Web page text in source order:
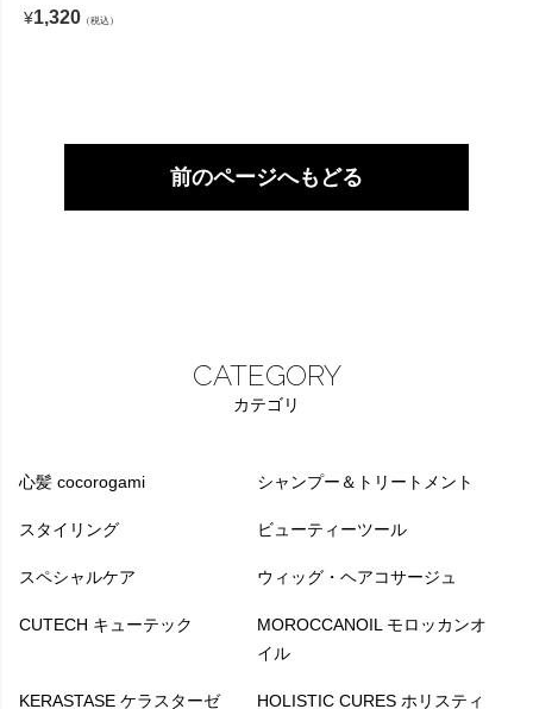
¥1,320 （税込）
前のページへもどる
CATEGORY
カテゴリ
心髪 cocorogami シャンプー＆トリートメント
スタイリング ビューティーツール
スペシャルケア ウィッグ・ヘアコサージュ
CUTECH キューテック
MOROCCANOIL モロッカンオ
イル
KERASTASE ケラスターゼ HOLISTIC CURES ホリスティ